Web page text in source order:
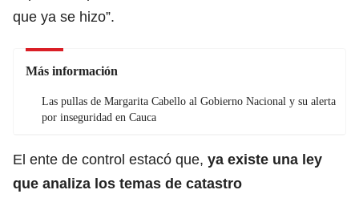
que ya se hizo”.
Más información
Las pullas de Margarita Cabello al Gobierno Nacional y su alerta
por inseguridad en Cauca
El ente de control estacó que, ya existe una ley
que analiza los temas de catastro